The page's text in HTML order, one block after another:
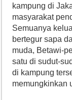
kampung di
masyarakat
Semuanya
bertegur sapa
muda, Betawi-
satu di sudut-
di kampung
memungkinkan